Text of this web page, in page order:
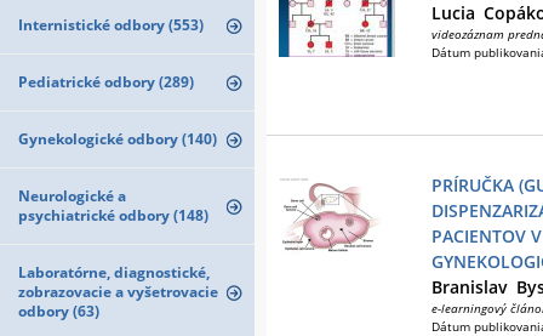
Internistické odbory (553)
Pediatrické odbory (289)
Gynekologické odbory (140)
Neurologické a
psychiatrické odbory (148)
Laboratórne, diagnostické,
zobrazovacie a vyšetrovacie
odbory (63)
Lucia
videozáznam
Dátum
PRÍRUČKA
PACIENTOV
Branislav
e-learningový
Dátum